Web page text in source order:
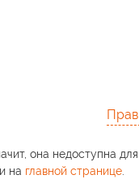
она недоступна для
на главной странице.